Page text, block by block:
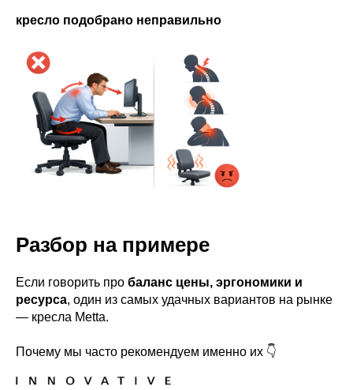
кресло подобрано неправильно
Разбор на примере
Если говорить про баланс цены, эргономики и
ресурса, один из самых удачных вариантов на рынке
— кресла Metta.
Почему мы часто рекомендуем именно их 👇